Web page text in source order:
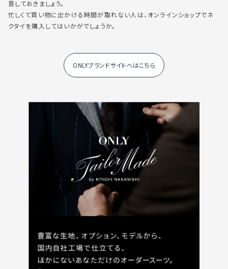
意しておきましょう。
忙しくて買い物に出かける時間が取れない人は、オンラインショップでネ
クタイを購入してはいかがでしょうか。
ONLYブランドサイトへはこちら